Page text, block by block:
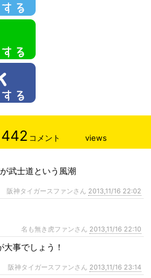
442 コメント views
武士道という風潮
阪神タイガースファンさん 2013,11/16 22:02
名も無き虎ファンさん 2013,11/16 22:10
事でしょう！
阪神タイガースファンさん 2013,11/16 23:14